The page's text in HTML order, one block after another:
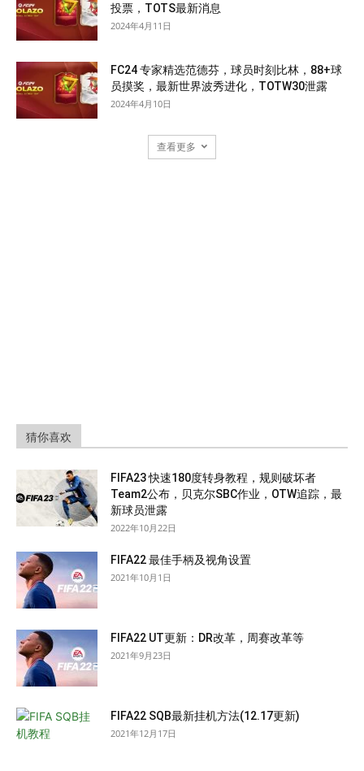
投票，TOTS最新消息
2024年4月11日
FC24 专家精选范德芬，球员时刻比林，88+球
员摸奖，最新世界波秀进化，TOTW30泄露
2024年4月10日
查看更多
猜你喜欢
FIFA23 快速180度转身教程，规则破坏者
Team2公布，贝克尔SBC作业，OTW追踪，最
新球员泄露
2022年10月22日
FIFA22 最佳手柄及视角设置
2021年10月1日
FIFA22 UT更新：DR改革，周赛改革等
2021年9月23日
FIFA22 SQB最新挂机方法(12.17更新)
2021年12月17日